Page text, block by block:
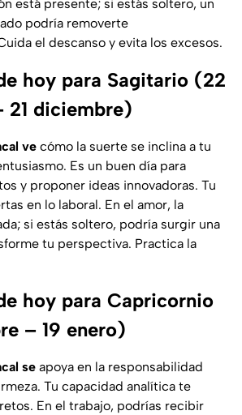
está presente; si estás soltero, un
podría removerte
el descanso y evita los excesos.
hoy para Sagitario (22
21 diciembre)
ve cómo la suerte se inclina a tu
Es un buen día para
y proponer ideas innovadoras. Tu
en lo laboral. En el amor, la
si estás soltero, podría surgir una
tu perspectiva. Practica la
hoy para Capricornio
– 19 enero)
se apoya en la responsabilidad
Tu capacidad analítica te
En el trabajo, podrías recibir